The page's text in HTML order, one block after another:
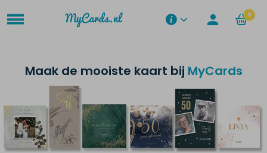
0
Maak de mooiste kaart bij MyCards